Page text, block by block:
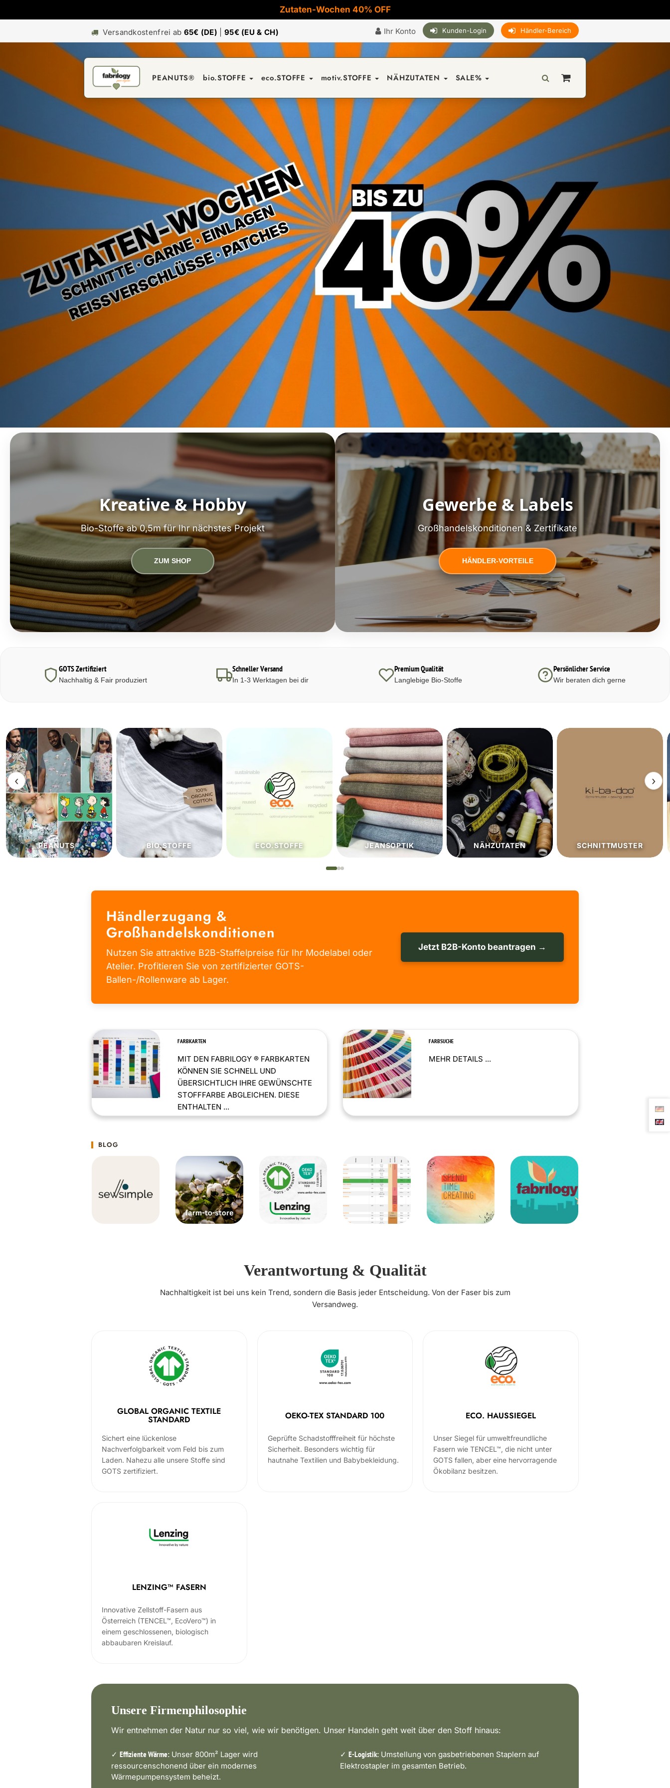
Zutaten-Wochen 40% OFF
Versandkostenfrei ab 65€ (DE) 95€ (EU & CH) Ihr Konto Kunden-Login Händler-Bereich
PEANUTS® bio.STOFFE eco.STOFFE motiv.STOFFE NÄHZUTATEN SALE%
Kreative & Hobby
Bio-Stoffe ab 0,5m für Ihr nächstes Projekt
ZUM SHOP
Gewerbe & Labels
Großhandelskonditionen & Zertifikate
HÄNDLER-VORTEILE
GOTS Zertifiziert
Nachhaltig & Fair produziert
Schneller Versand
In 1-3 Werktagen bei dir
Premium Qualität
Langlebige Bio-Stoffe
Persönlicher Service
Wir beraten dich gerne
‹
BIO.STOFFE ECO.STOFFE JEANSOPTIK NÄHZUTATEN SCHNITTMUSTER SALE%
›
Händlerzugang &
Großhandelskonditionen
Nutzen Sie attraktive B2B-Staffelpreise für Ihr Modelabel oder
Atelier. Profitieren Sie von zertifizierter GOTS-
Ballen-/Rollenware ab Lager.
Jetzt B2B-Konto beantragen →
FARBKARTEN
MIT DEN FABRILOGY ® FARBKARTEN
KÖNNEN SIE SCHNELL UND
ÜBERSICHTLICH IHRE GEWÜNSCHTE
STOFFFARBE ABGLEICHEN. DIESE
ENTHALTEN ...
FARBSUCHE
MEHR DETAILS ...
BLOG
Verantwortung & Qualität
Nachhaltigkeit ist bei uns kein Trend, sondern die Basis jeder Entscheidung. Von der Faser bis zum
Versandweg.
GLOBAL ORGANIC TEXTILE
STANDARD
Sichert eine lückenlose
Nachverfolgbarkeit vom Feld bis zum
Laden. Nahezu alle unsere Stoffe sind
GOTS zertifiziert.
OEKO-TEX STANDARD 100
Geprüfte Schadstofffreiheit für höchste
Sicherheit. Besonders wichtig für
hautnahe Textilien und Babybekleidung.
ECO. HAUSSIEGEL
Unser Siegel für umweltfreundliche
Fasern wie TENCEL™, die nicht unter
GOTS fallen, aber eine hervorragende
Ökobilanz besitzen.
LENZING™ FASERN
Innovative Zellstoff-Fasern aus
Österreich (TENCEL™, EcoVero™) in
einem geschlossenen, biologisch
abbaubaren Kreislauf.
Unsere Firmenphilosophie
Wir entnehmen der Natur nur so viel, wie wir benötigen. Unser Handeln geht weit über den Stoff hinaus:
✓ Effiziente Wärme: Unser 800m² Lager wird
ressourcenschonend über ein modernes
Wärmepumpensystem beheizt.
✓ E-Logistik: Umstellung von gasbetriebenen Staplern auf
Elektrostapler im gesamten Betrieb.